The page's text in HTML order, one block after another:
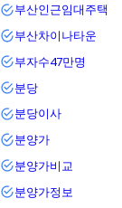
부산인근임대주택
부산차이나타운
부자수47만명
분당
분당이사
분양가
분양가비교
분양가정보